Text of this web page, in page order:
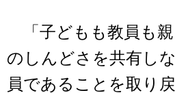
「子どもも教員も
のしんどさを共有し
員であることを取り